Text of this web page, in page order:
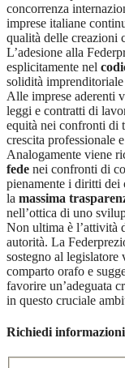
concorrenza
imprese italiane
qualità delle creazioni
L’adesione alla
esplicitamente nel
solidità
Alle imprese aderenti
leggi e contratti di
equità nei confronti di
crescita professionale
Analogamente viene
fede nei confronti di
pienamente i diritti dei
la massima
nell’ottica di uno
Non ultima è l’attività
autorità. La
sostegno al legislatore
comparto orafo e
favorire un’adeguata
in questo cruciale
Richiedi informazioni